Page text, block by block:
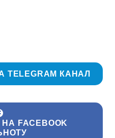
TELEGRAM КАНАЛ
FACEBOOK